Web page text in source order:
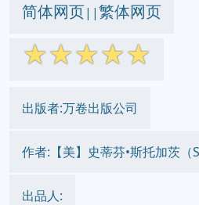
简体网页||繁体网页
☆☆☆☆☆
出版者:万卷出版公司
作者:【美】史蒂芬•斯托加茨（
出品人: